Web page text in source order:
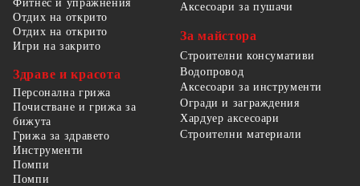
Фитнес и упражнения
Отдих на открито
Отдих на открито
Игри на закрито
Здраве и красота
Персонална грижа
Почистване и грижа за
бижута
Грижа за здравето
Аксесоари за пушачи
За майстора
Строителни консумативи
Водопровод
Аксесоари за инструменти
Огради и заграждения
Хардуер аксесоари
Строителни материали
Инструменти
Помпи
Помпи